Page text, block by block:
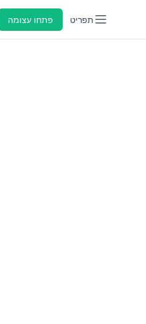
פתחו עצומה תפריט